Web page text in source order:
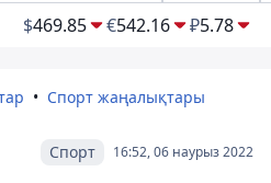
$469.85 €542.16 ₽5.78
Спорт жаңалықтары
16:52, 06 наурыз 2022
Спорт